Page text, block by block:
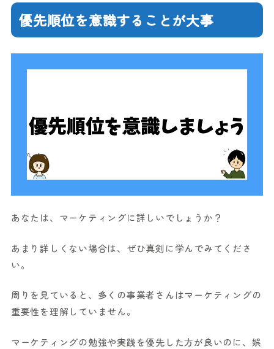
優先順位を意識することが大事
あなたは、マーケティングに詳しいでしょうか？
あまり詳しくない場合は、ぜひ真剣に学んでみてくださ
い。
周りを見ていると、多くの事業者さんはマーケティングの
重要性を理解していません。
マーケティングの勉強や実践を優先した方が良いのに、娯